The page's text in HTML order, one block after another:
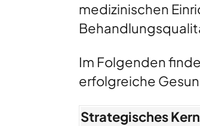
medizinischen
Im Folgenden
erfolgreiche
Strategisches